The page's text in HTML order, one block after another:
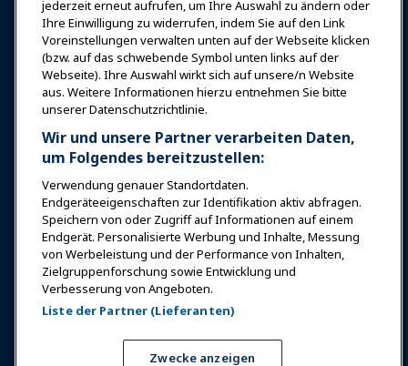
Sicherheit & Schutz
Plädoyer
Forschung & Berichte
Über IAAPA
Partner
Copyright © 2026 Internationaler Verband der
Vergnügungsparks und Attraktionen. Alle Rechte
vorbehalten.
Datenschutzerklärung
Hinweis zur Übersetzung
jederzeit erneut aufrufen, um Ihre Auswahl zu ändern oder
Ihre Einwilligung zu widerrufen, indem Sie auf den Link
Voreinstellungen verwalten unten auf der Webseite klicken
(bzw. auf das schwebende Symbol unten links auf der
Webseite). Ihre Auswahl wirkt sich auf unsere/n Website
aus. Weitere Informationen hierzu entnehmen Sie bitte
unserer Datenschutzrichtlinie.
Wir und unsere Partner verarbeiten Daten,
um Folgendes bereitzustellen:
Verwendung genauer Standortdaten.
Endgeräteeigenschaften zur Identifikation aktiv abfragen.
Speichern von oder Zugriff auf Informationen auf einem
Endgerät. Personalisierte Werbung und Inhalte, Messung
von Werbeleistung und der Performance von Inhalten,
Zielgruppenforschung sowie Entwicklung und
Verbesserung von Angeboten.
Liste der Partner (Lieferanten)
Zwecke anzeigen